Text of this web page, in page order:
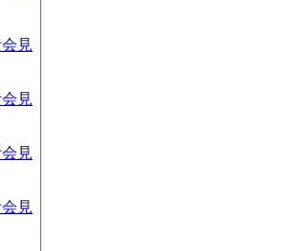
見
見
見
見